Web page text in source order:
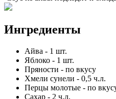
Ингредиенты
Айва - 1 шт.
Яблоко - 1 шт.
Пряности - по вкусу
Хмели сунели - 0,5 ч.л.
Перцы молотые - по
Сахар - 2 ч.л.